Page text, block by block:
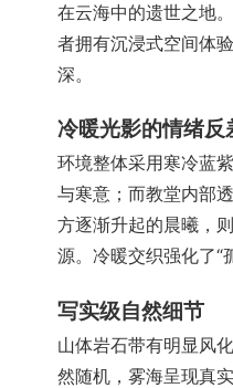
在云海中的遗世之地
者拥有沉浸式空间体
深。
冷暖光影的情绪反
环境整体采用寒冷蓝
与寒意；而教堂内部
方逐渐升起的晨曦，
源。冷暖交织强化了“
写实级自然细节
山体岩石带有明显风
然随机，雾海呈现真